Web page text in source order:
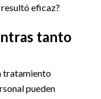
eficaz?
tanto
tratamiento
pueden